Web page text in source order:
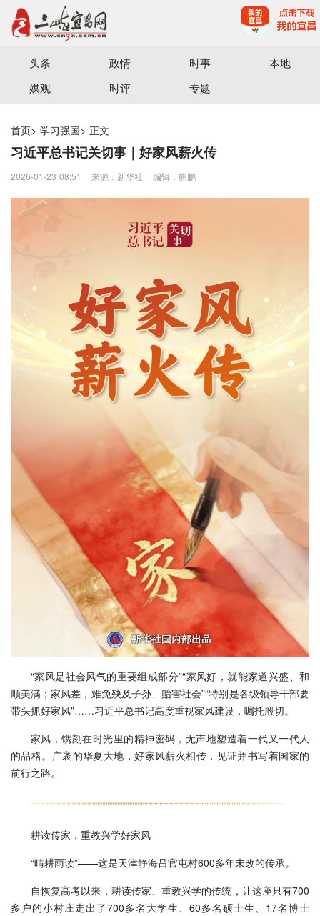
宜昌三峡融媒体中心主办
头条 政情 时事
本地
媒观
时评 专题
首页> 学习强国> 正文
习近平总书记关切事｜好家风薪火传
2026-01-23 08:51 来源：新华社 编辑：熊鹏
“家风是社会风气的重要组成部分”“家风好，就能家道兴盛、和
顺美满；家风差，难免殃及子孙、贻害社会”“特别是各级领导干部要
带头抓好家风”……习近平总书记高度重视家风建设，嘱托殷切。
家风，镌刻在时光里的精神密码，无声地塑造着一代又一代人
的品格。广袤的华夏大地，好家风薪火相传，见证并书写着国家的
前行之路。
耕读传家，重教兴学好家风
“晴耕雨读”——这是天津静海吕官屯村600多年未改的传承。
自恢复高考以来，耕读传家、重教兴学的传统，让这座只有700
多户的小村庄走出了700多名大学生、60多名硕士生、17名博士